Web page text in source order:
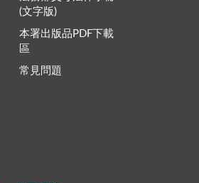
(文字版)
本署出版品PDF下載
區
常見問題